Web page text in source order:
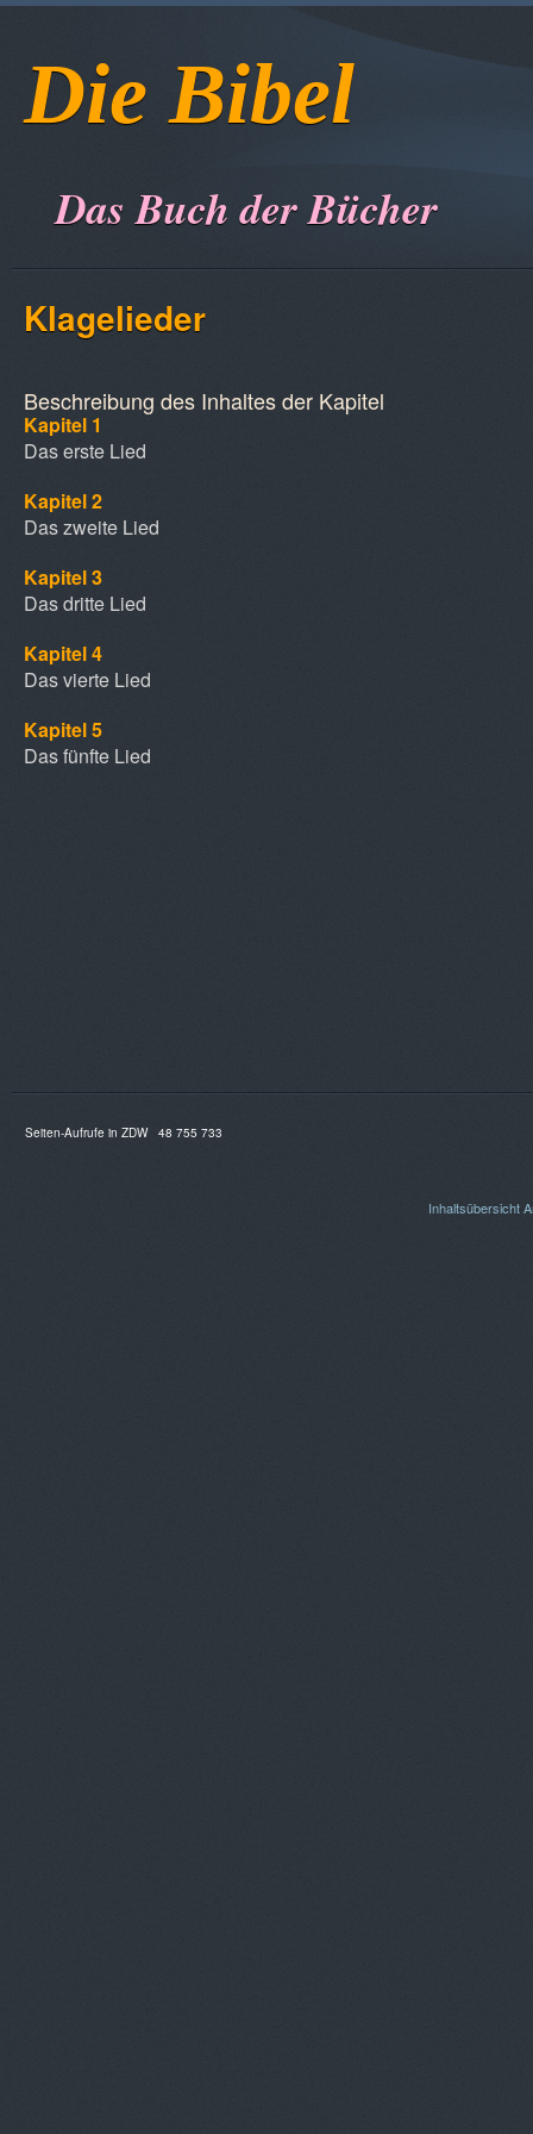
Die Bibel
Das Buch der Bücher
Klagelieder
Beschreibung des Inhaltes der Kapitel
Kapitel 1
Das erste Lied
Kapitel 2
Das zweite Lied
Kapitel 3
Das dritte Lied
Kapitel 4
Das vierte Lied
Kapitel 5
Das fünfte Lied
Seiten-Aufrufe in ZDW 48 755 733
Inhaltsübersicht